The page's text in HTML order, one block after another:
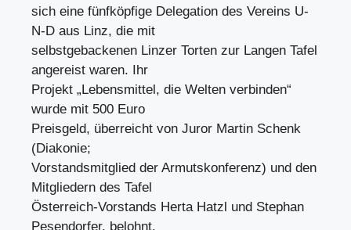
sich eine fünfköpfige Delegation des Vereins U-
N-D aus Linz, die mit
selbstgebackenen Linzer Torten zur Langen Tafel
angereist waren. Ihr
Projekt „Lebensmittel, die Welten verbinden“
wurde mit 500 Euro
Preisgeld, überreicht von Juror Martin Schenk
(Diakonie;
Vorstandsmitglied der Armutskonferenz) und den
Mitgliedern des Tafel
Österreich-Vorstands Herta Hatzl und Stephan
Pesendorfer, belohnt.